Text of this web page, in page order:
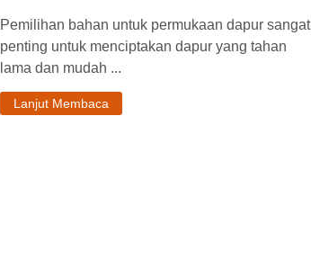
Pemilihan bahan untuk permukaan dapur sangat
penting untuk menciptakan dapur yang tahan
lama dan mudah ...
Lanjut Membaca